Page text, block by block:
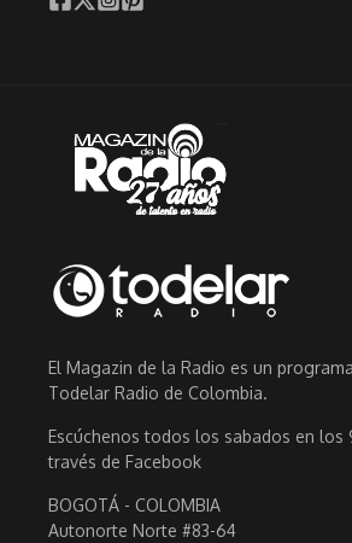
El Magazin de la Radio es un
Todelar Radio de Colombia.
Escúchenos todos los sabados en los
través de Facebook
BOGOTÁ - COLOMBIA
Autonorte Norte #83-64